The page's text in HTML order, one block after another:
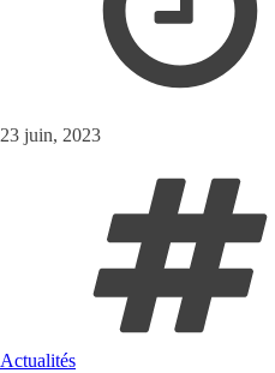
23 juin, 2023
Actualités